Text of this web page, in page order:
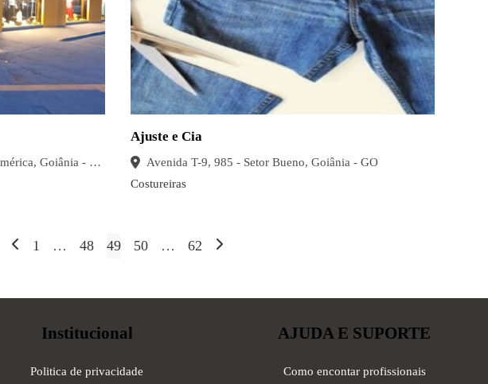
R. C-209, 380 - sala 2 e 3 - Jardim América, Goiânia - GO, 74270-220, Brasil
Ajuste e Cia
Avenida T-9, 985 - Setor Bueno, Goiânia - GO
Costureiras
1 … 48 49 50 … 62
Institucional
Politica de privacidade
AJUDA E SUPORTE
Como encontar profissionais